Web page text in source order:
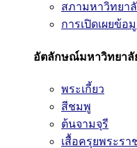
สภามหาวิทยา
การเปิดเผยข้อ
อัตลักษณ์มหาวิทยาลั
พระเกี้ยว
สีชมพู
ต้นจามจุรี
เสื้อครุยพระรา